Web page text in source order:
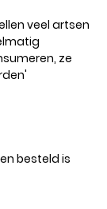
veel artsen
ze
besteld is